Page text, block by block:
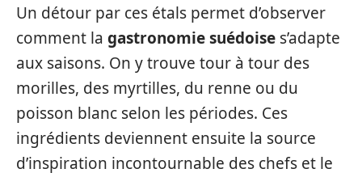
Un détour par ces étals permet d’observer
comment la gastronomie suédoise s’adapte
aux saisons. On y trouve tour à tour des
morilles, des myrtilles, du renne ou du
poisson blanc selon les périodes. Ces
ingrédients deviennent ensuite la source
d’inspiration incontournable des chefs et le